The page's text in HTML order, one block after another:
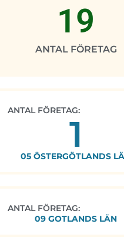
ANTAL FÖRETAG
19
ANTAL FÖRETAG:
1
05 ÖSTERGÖTLANDS
ANTAL FÖRETAG:
09 GOTLANDS LÄN